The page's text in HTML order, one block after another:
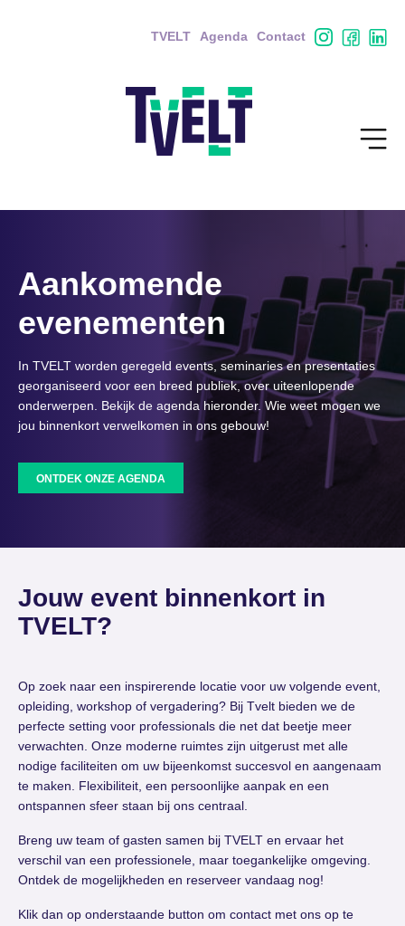
TVELT Agenda Contact
Aankomende
evenementen
In TVELT worden geregeld events, seminaries en presentaties
georganiseerd voor een breed publiek, over uiteenlopende
onderwerpen. Bekijk de agenda hieronder. Wie weet mogen we
jou binnenkort verwelkomen in ons gebouw!
ONTDEK ONZE AGENDA
Jouw event binnenkort in
TVELT?
Op zoek naar een inspirerende locatie voor uw volgende event,
opleiding, workshop of vergadering? Bij Tvelt bieden we de
perfecte setting voor professionals die net dat beetje meer
verwachten. Onze moderne ruimtes zijn uitgerust met alle
nodige faciliteiten om uw bijeenkomst succesvol en aangenaam
te maken. Flexibiliteit, een persoonlijke aanpak en een
ontspannen sfeer staan bij ons centraal.
Breng uw team of gasten samen bij TVELT en ervaar het
verschil van een professionele, maar toegankelijke omgeving.
Ontdek de mogelijkheden en reserveer vandaag nog!
Klik dan op onderstaande button om contact met ons op te